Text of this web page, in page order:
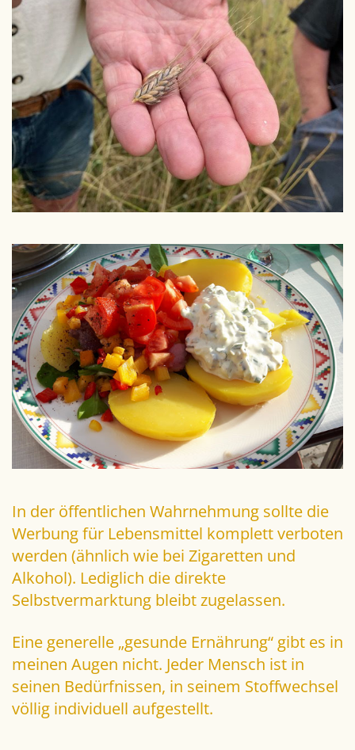
In der öffentlichen Wahrnehmung sollte die
Werbung für Lebensmittel komplett verboten
werden (ähnlich wie bei Zigaretten und
Alkohol). Lediglich die direkte
Selbstvermarktung bleibt zugelassen.
Eine generelle „gesunde Ernährung“ gibt es in
meinen Augen nicht. Jeder Mensch ist in
seinen Bedürfnissen, in seinem Stoffwechsel
völlig individuell aufgestellt.